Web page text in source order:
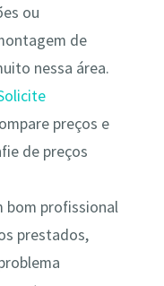
ou
de
nessa área.
preços e
de preços
bom profissional
prestados,